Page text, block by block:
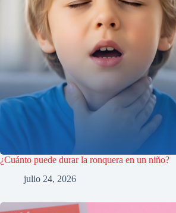
¿Cuánto puede durar la ronquera en un niño?
julio 24, 2026